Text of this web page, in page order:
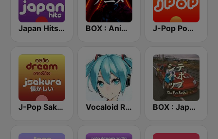
Japan Hits - Asia DREAM Radio BOX : Anime Radio -アニメラジオ J-Pop Powerplay
J-Pop Sakura 懐かしい Vocaloid Radio BOX : Japan City Pop -日本のシティポップ